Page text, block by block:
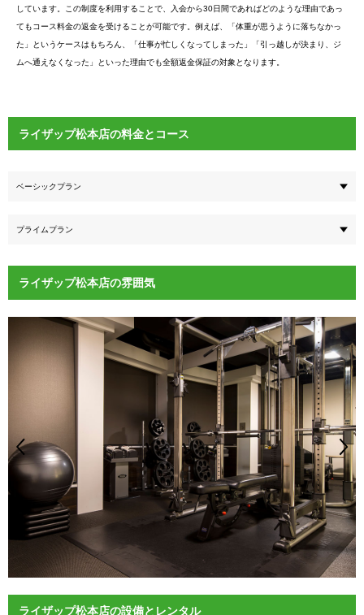
しています。この制度を利用することで、入会から30日間であればどのような理由であっ
てもコース料金の返金を受けることが可能です。例えば、「体重が思うように落ちなかっ
た」というケースはもちろん、「仕事が忙しくなってしまった」「引っ越しが決まり、ジ
ムへ通えなくなった」といった理由でも全額返金保証の対象となります。
ライザップ松本店の料金とコース
ベーシックプラン
プライムプラン
ライザップ松本店の雰囲気
ライザップ松本店の設備とレンタル